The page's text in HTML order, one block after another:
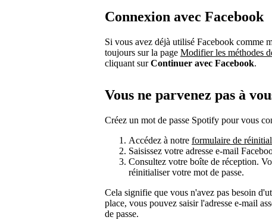
Connexion avec Facebook
Si vous avez déjà utilisé Facebook comme
toujours sur la page Modifier les méthodes
cliquant surContinuer avec Facebook.
Vous ne parvenez pas à
Créez un mot de passe Spotify pour vous
Accédez à notre formulaire de
Saisissez votre adresse e-mail
Consultez votre boîte de réception.
réinitialiser votre mot de passe.
Cela signifie que vous n'avez pas besoin
place, vous pouvez saisir l'adresse e-mail
de passe.